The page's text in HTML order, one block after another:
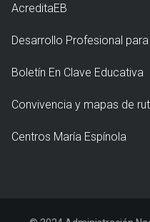
AcreditaEB
Desarrollo Profesional
Boletín En Clave Educativa
Convivencia y mapas de
Centros María Espínola